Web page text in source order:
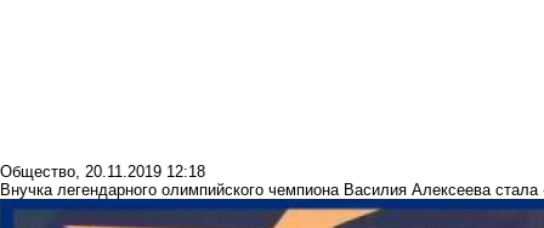
Общество, 20.11.2019 12:18
Внучка легендарного олимпийского чемпиона Василия Алексеева